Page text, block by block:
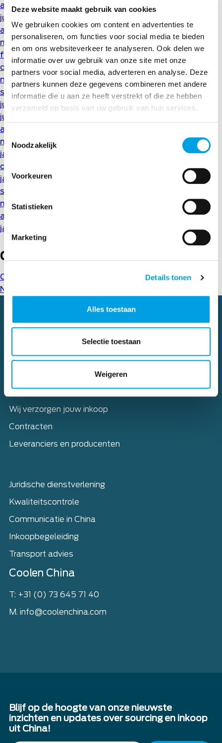
Deze website maakt gebruik van cookies
We gebruiken cookies om content en advertenties te
personaliseren, om functies voor social media te bieden
en om ons websiteverkeer te analyseren. Ook delen we
informatie over uw gebruik van onze site met onze
partners voor social media, adverteren en analyse. Deze
partners kunnen deze gegevens combineren met andere
informatie die u aan ze heeft verstrekt of die ze hebben
verzameld op basis van uw gebruik van hun services.
Toestemmingsselectie
Noodzakelijk
Voorkeuren
Statistieken
Marketing
Details tonen
Alles toestaan
Selectie toestaan
Weigeren
augustus 2021
juli 2021
april 2021
maart 2021
februari 2021
december 2020
november 2020
september 2020
juli 2020
juni 2020
april 2020
maart 2020
januari 2020
december 2019
januari 2019
september 2018
mei 2018
april 2018
januari 2018
Categorieën
Cases
Nieuws
Diensten
Sourcing – Complete aanpak
Sourcing China: doorborduren
Wij verzorgen jouw inkoop
Contracten
Leveranciers en producenten
Juridische dienstverlening
Kwaliteitscontrole
Communicatie in China
Inkoopbegeleiding
Transport advies
Coolen China
T: +31 (0) 73 645 71 40
M. info@coolenchina.com
Blijf op de hoogte van onze nieuwste
inzichten en updates over sourcing en inkoop
uit China!